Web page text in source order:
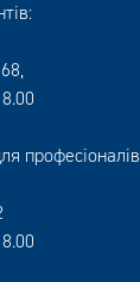
,
професіоналів